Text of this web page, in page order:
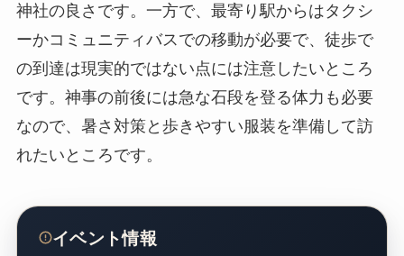
神社の良さです。一方で、最寄り駅からはタクシ
ーかコミュニティバスでの移動が必要で、徒歩で
の到達は現実的ではない点には注意したいところ
です。神事の前後には急な石段を登る体力も必要
なので、暑さ対策と歩きやすい服装を準備して訪
れたいところです。
イベント情報